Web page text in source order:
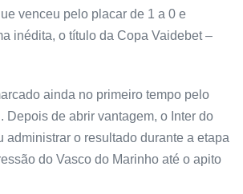
venceu pelo placar de 1 a 0 e
inédita, o título da Copa Vaidebet –
ainda no primeiro tempo pelo
Depois de abrir vantagem, o Inter do
administrar o resultado durante a etapa
do Vasco do Marinho até o apito